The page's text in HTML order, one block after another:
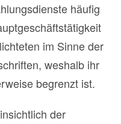
häufig
im Sinne der
weshalb ihr
begrenzt ist.
der